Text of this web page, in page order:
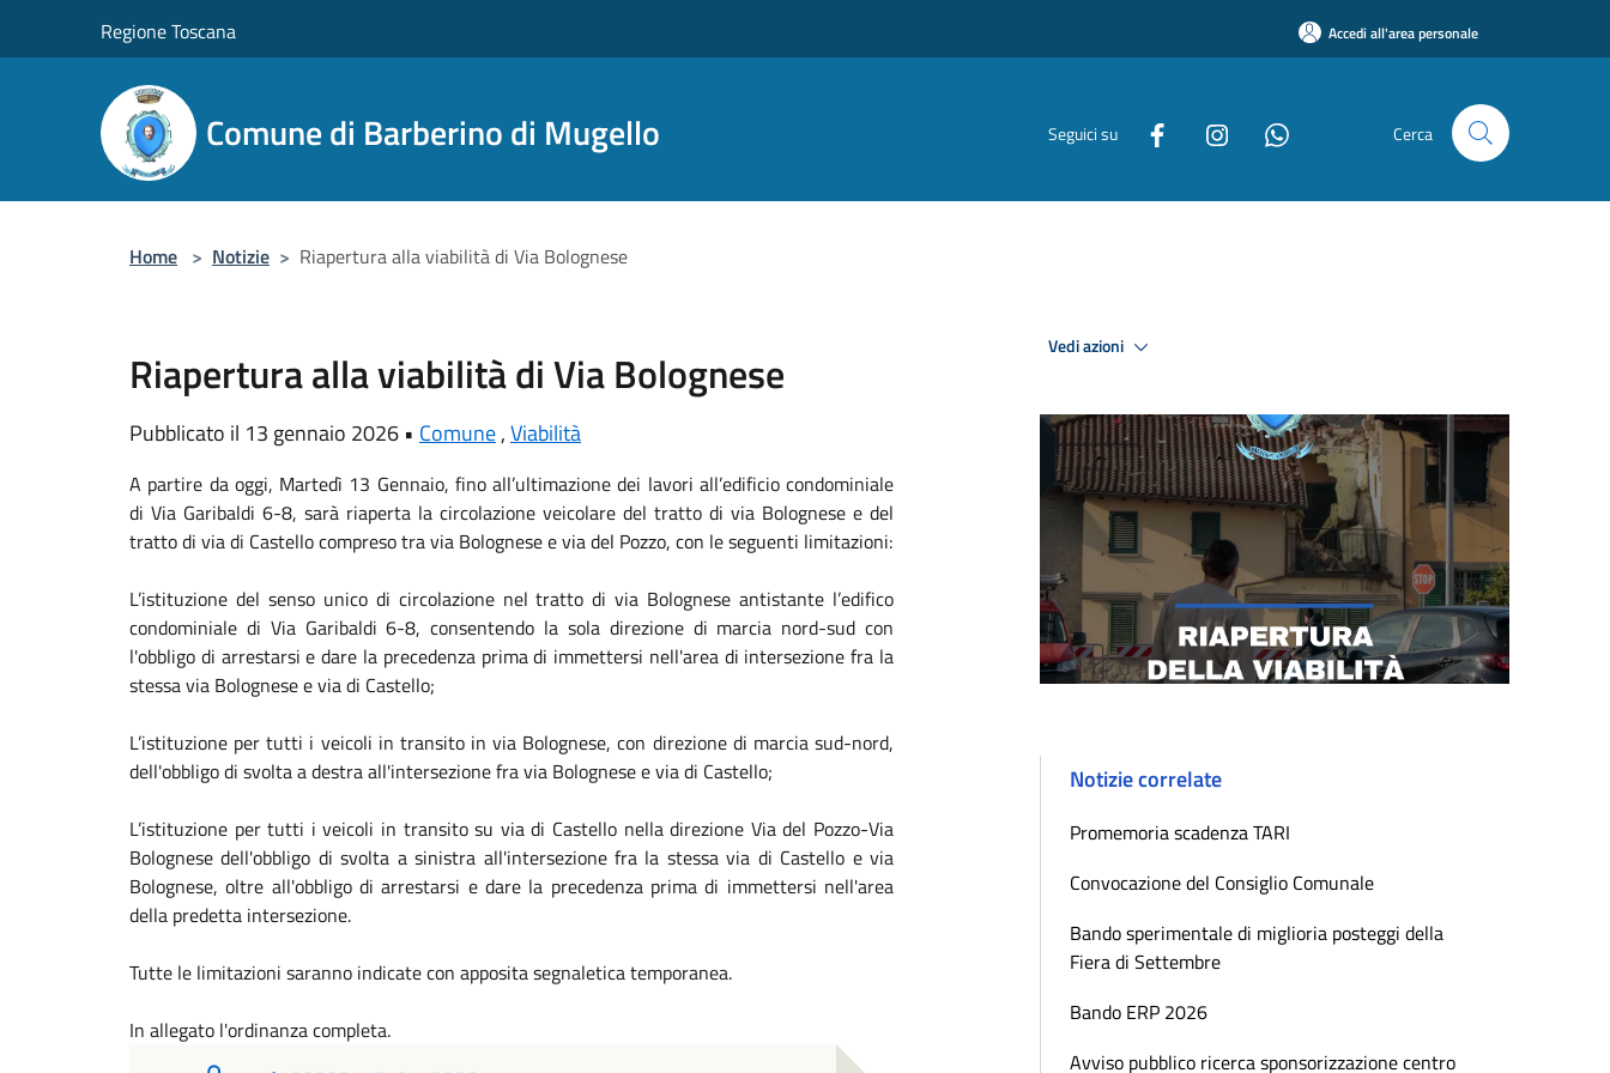
Regione Toscana Accedi all'area personale
Comune di Barberino di Mugello Seguici su Cerca
Home > Notizie > Riapertura alla viabilità di Via Bolognese
Riapertura alla viabilità di Via Bolognese
Pubblicato il 13 gennaio 2026 • Comune,Viabilità
A partire da oggi, Martedì 13 Gennaio, fino all’ultimazione dei lavori all’edificio condominiale
di Via Garibaldi 6-8, sarà riaperta la circolazione veicolare del tratto di via Bolognese e del
tratto di via di Castello compreso tra via Bolognese e via del Pozzo, con le seguenti limitazioni:
L’istituzione del senso unico di circolazione nel tratto di via Bolognese antistante l’edifico
condominiale di Via Garibaldi 6-8, consentendo la sola direzione di marcia nord-sud con
l'obbligo di arrestarsi e dare la precedenza prima di immettersi nell'area di intersezione fra la
stessa via Bolognese e via di Castello;
L’istituzione per tutti i veicoli in transito in via Bolognese, con direzione di marcia sud-nord,
dell'obbligo di svolta a destra all'intersezione fra via Bolognese e via di Castello;
L’istituzione per tutti i veicoli in transito su via di Castello nella direzione Via del Pozzo-Via
Bolognese dell'obbligo di svolta a sinistra all'intersezione fra la stessa via di Castello e via
Bolognese, oltre all'obbligo di arrestarsi e dare la precedenza prima di immettersi nell'area
della predetta intersezione.
Tutte le limitazioni saranno indicate con apposita segnaletica temporanea.
In allegato l'ordinanza completa.
Vedi azioni
Notizie correlate
Promemoria scadenza TARI
Convocazione del Consiglio Comunale
Bando sperimentale di miglioria posteggi della
Fiera di Settembre
Bando ERP 2026
Avviso pubblico ricerca sponsorizzazione centro